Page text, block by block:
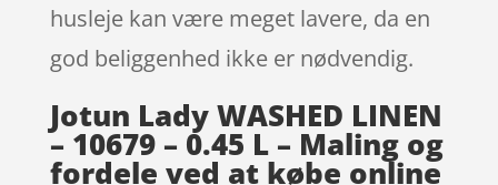
husleje kan være meget lavere, da en
god beliggenhed ikke er nødvendig.
Jotun Lady WASHED LINEN
– 10679 – 0.45 L – Maling og
fordele ved at købe online